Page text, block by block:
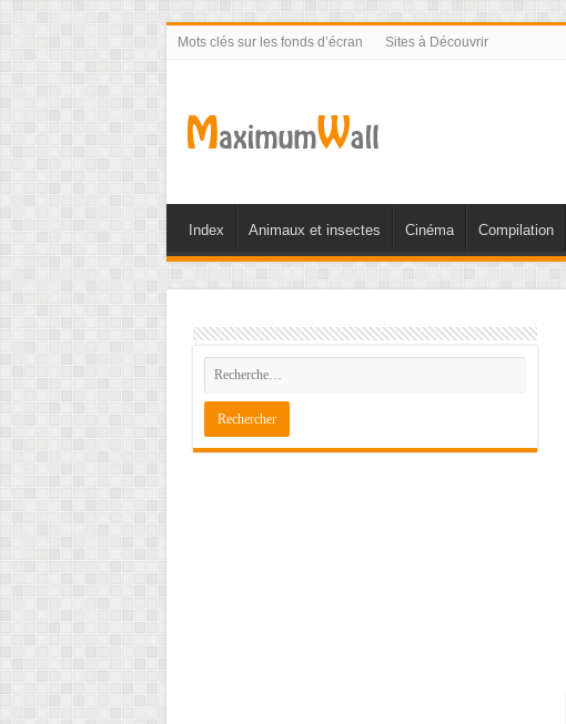
Mots clés sur les fonds d’écran Sites à Découvrir
Index Animaux et insectes Cinéma Compilation